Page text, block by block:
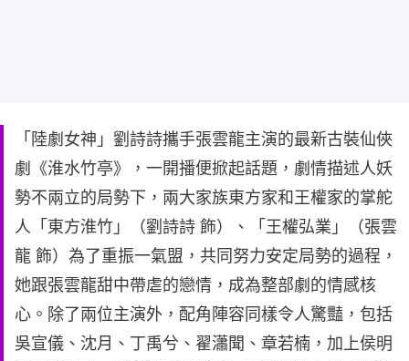
「陸劇女神」劉詩詩攜手張雲龍主演的最新古裝仙俠
劇《淮水竹亭》，一開播便掀起話題，劇情描述人妖
勢不兩立的局勢下，兩大家族東方家和王權家的掌舵
人「東方淮竹」（劉詩詩 飾）、「王權弘業」（張雲
龍 飾）為了重振一氣盟，共同努力安定局勢的過程，
她跟張雲龍甜中帶虐的戀情，成為整部劇的情感核
心。除了兩位主演外，配角陣容同樣令人驚豔，包括
吳宣儀、沈月、丁禹兮、翟瀟聞、章若楠，加上侯明